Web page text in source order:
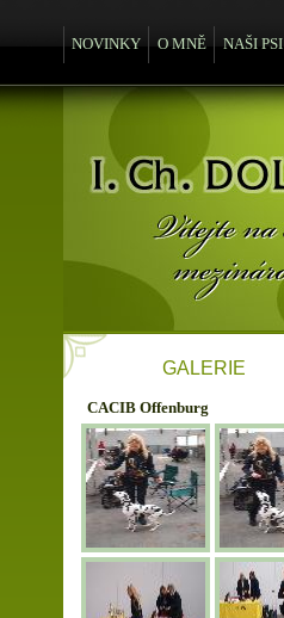
NOVINKY O MNĚ NAŠI PSI
GALERIE
CACIB Offenburg